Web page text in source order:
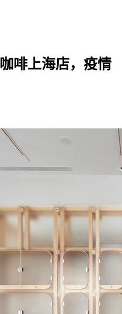
啡上海店，疫情